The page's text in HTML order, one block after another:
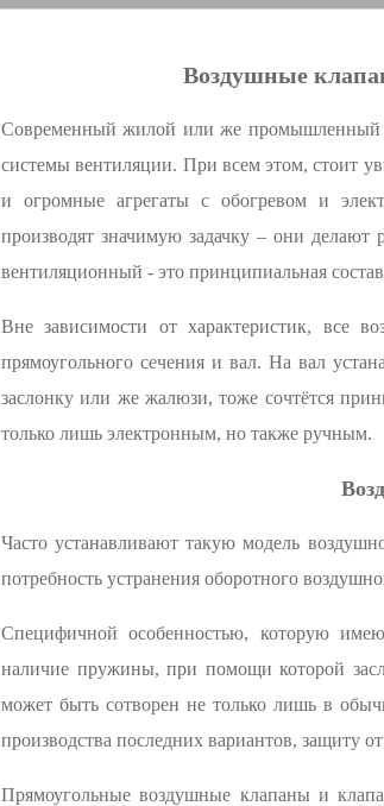
Воздушные
Современный жилой или же промышленный
системы вентиляции. При всем этом, стоит
и огромные агрегаты с обогревом и
производят значимую задачку – они
вентиляционный - это принципиальная
Вне зависимости от характеристик, все
прямоугольного сечения и вал. На вал
заслонку или же жалюзи, тоже сочтётся
только лишь электронным, но также ручным.
Часто устанавливают такую модель
потребность устранения оборотного
Специфичной особенностью, которую
наличие пружины, при помощи которой
может быть сотворен не только лишь в
производства последних вариантов, защиту
Прямоугольные воздушные клапаны и